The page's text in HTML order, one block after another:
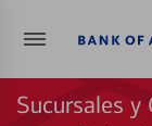
Sucursales